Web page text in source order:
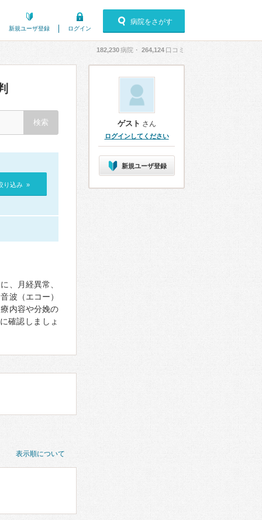
新規ユーザ登録 ログイン
病院をさがす
182,230病院・ 264,124 口コミ
り込み »
、月経異常、
波（エコー）
内容や分娩の
確認しましょ
表示順について
ゲスト さん
ログインしてください
新規ユーザ登録